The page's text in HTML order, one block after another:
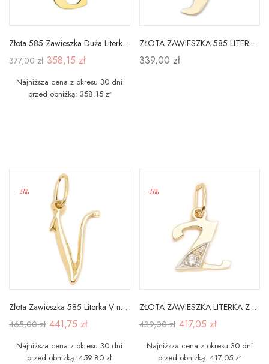
Złota 585 Zawieszka Duża Literka ''C''
377,00 zł 358,15 zł
Najniższa cena z okresu 30 dni
przed obniżką: 358.15 zł
ZŁOTA ZAWIESZKA 585 LITERKA I z Cyrkonią
339,00 zł
-5%
Złota Zawieszka 585 Literka V na Prezent
465,00 zł 441,75 zł
Najniższa cena z okresu 30 dni
przed obniżką: 459.80 zł
-5%
ZŁOTA ZAWIESZKA LITERKA Z z CYRKONIĄ
439,00 zł 417,05 zł
Najniższa cena z okresu 30 dni
przed obniżką: 417.05 zł